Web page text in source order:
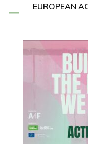
EUROPEAN